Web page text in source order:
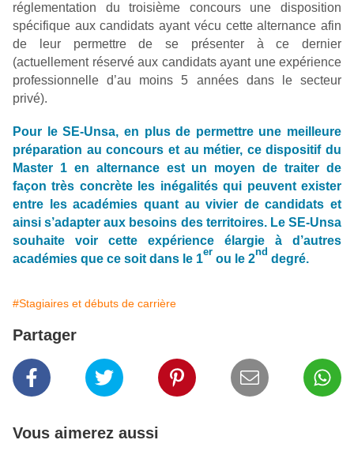
réglementation du troisième concours une disposition
spécifique aux candidats ayant vécu cette alternance afin
de leur permettre de se présenter à ce dernier
(actuellement réservé aux candidats ayant une expérience
professionnelle d’au moins 5 années dans le secteur
privé).
Pour le SE-Unsa, en plus de permettre une meilleure
préparation au concours et au métier, ce dispositif du
Master 1 en alternance est un moyen de traiter de
façon très concrète les inégalités qui peuvent exister
entre les académies quant au vivier de candidats et
ainsi s’adapter aux besoins des territoires. Le SE-Unsa
souhaite voir cette expérience élargie à d’autres
académies que ce soit dans le 1
er
ou le 2
nd
degré.
#Stagiaires et débuts de carrière
Partager
Vous aimerez aussi